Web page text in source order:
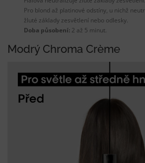
Pro blond až platinové odstíny, u nichž
žluté základy zesvětlení nebo odlesky.
Doba působení: 2 až 5 minut.
Modrý Chroma Crème